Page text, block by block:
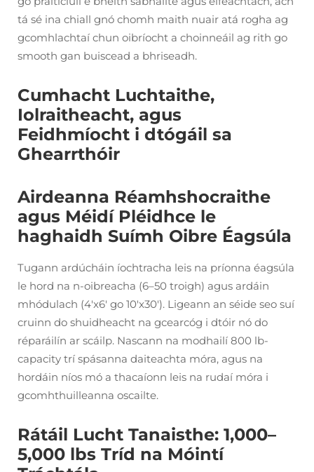
tá sé ina chiall gnó chomh maith nuair atá rogha ag
gcomhlachtaí chun oibríocht a choinneáil ag rith go
smooth gan buiscead a bhriseadh.
Cumhacht Luchtaithe,
Iolraitheacht, agus
Feidhmíocht i dtógáil sa
Ghearrthóir
Airdeanna Réamhshocraithe
agus Méidí Pléidhce le
haghaidh Suímh Oibre Éagsúla
Tugann ardúcháin íochtracha leis na príonna éagsúla
le hord na n-oibreacha (6–50 troigh) agus ardáin
mhódulach (4'x6' go 10'x30'). Ligeann an séide seo suí
cruinn do shuidheacht na gcearcóg i dtóir nó do
réparáilín ar scáilp. Nascann na modhailí 800 lb-
capacity trí spásanna daiteachta móra, agus na
hordáin níos mó a thacaíonn leis na rudaí móra i
gcomhthuilleanna oscailte.
Rátáil Lucht Tanaisthe: 1,000–
5,000 lbs Tríd na Móintí